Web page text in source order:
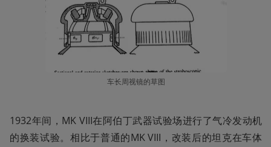
车长周视镜的草图
1932年间，MK VIII在阿伯丁武器试验场进行了气冷发动机
的换装试验。相比于普通的MK VIII，改装后的坦克在车体